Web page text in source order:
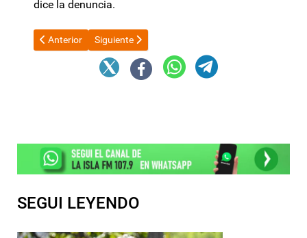
dice la denuncia.
Artículo anterior: Polémica entre el gobierno provincial y el
Anterior Artículo siguiente: El Gobierno le quita el
Siguiente
SEGUI LEYENDO